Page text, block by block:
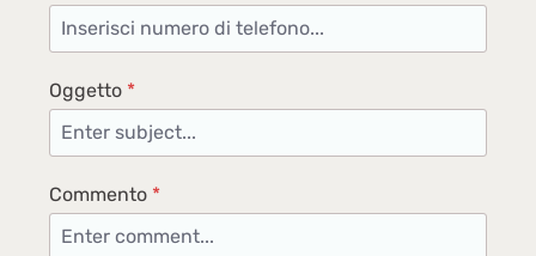
Oggetto *
Commento *